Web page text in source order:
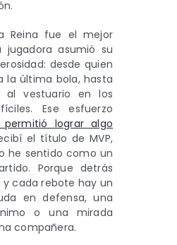
Reina fue el mejor
jugadora asumió su
desde quien
la última bola, hasta
al vestuario en los
Ese esfuerzo
permitió lograr algo
el título de MVP,
he sentido como un
Porque detrás
cada rebote hay un
en defensa, una
o una mirada
compañera.